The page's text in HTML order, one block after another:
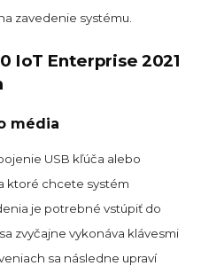
zavedenie systému.
IoT Enterprise 2021
média
USB kľúča alebo
ktoré chcete systém
je potrebné vstúpiť do
zvyčajne vykonáva klávesmi
sa následne upraví